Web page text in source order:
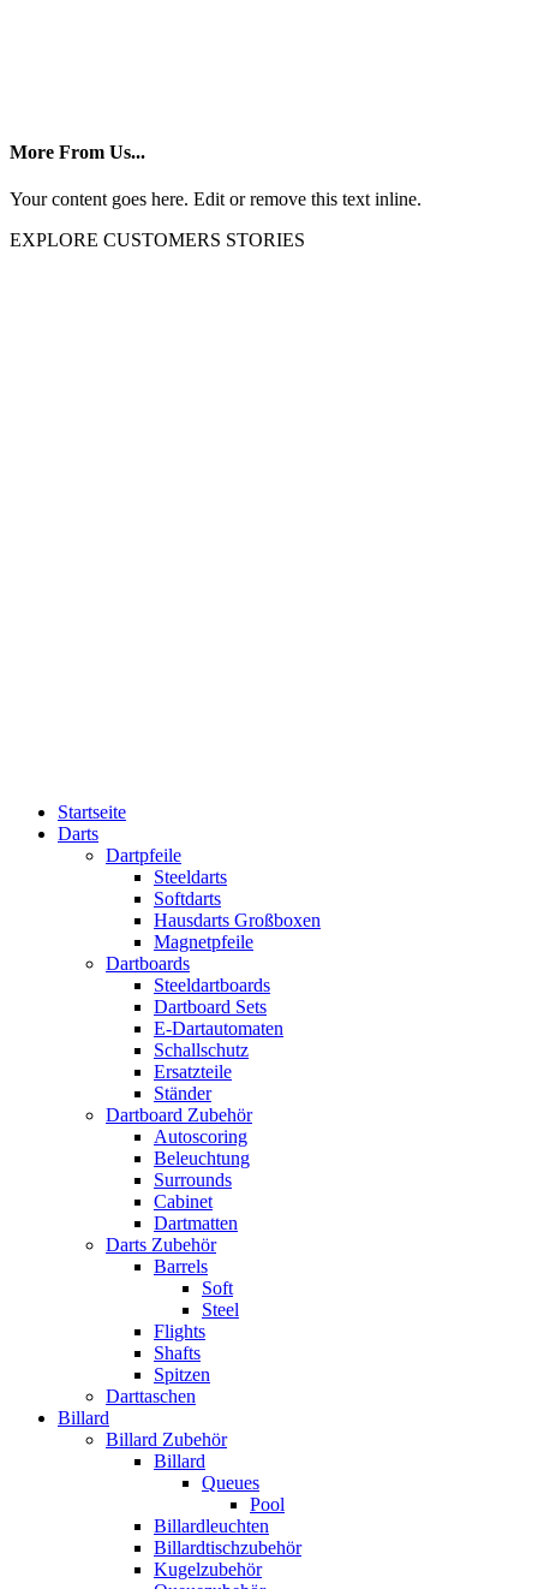
More From Us...
Your content goes here. Edit or remove this text inline.
EXPLORE CUSTOMERS STORIES
Startseite
Darts
Dartpfeile
Steeldarts
Softdarts
Hausdarts Großboxen
Magnetpfeile
Dartboards
Steeldartboards
Dartboard Sets
E-Dartautomaten
Schallschutz
Ersatzteile
Ständer
Dartboard Zubehör
Autoscoring
Beleuchtung
Surrounds
Cabinet
Dartmatten
Darts Zubehör
Barrels
Soft
Steel
Flights
Shafts
Spitzen
Darttaschen
Billard
Billard Zubehör
Billard
Queues
Pool
Billardleuchten
Billardtischzubehör
Kugelzubehör